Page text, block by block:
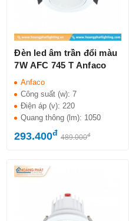
Đèn led âm trần đổi màu
7W AFC 745 T Anfaco
Anfaco
Công suất (w):7
Điện áp (v): 220
Quang thông (lm): 1050
293.400đ 489.000đ